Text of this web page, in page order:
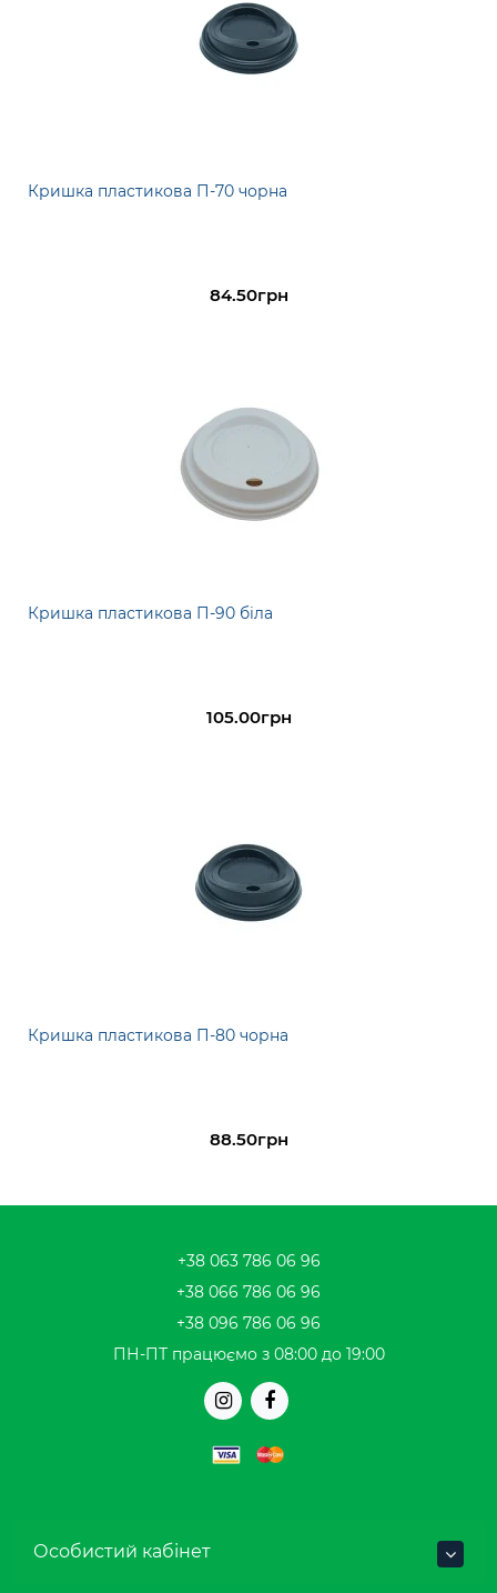
Кришка пластикова П-70 чорна
84.50грн
Кришка пластикова П-90 біла
105.00грн
Кришка пластикова П-80 чорна
88.50грн
+38 063 786 06 96
+38 066 786 06 96
+38 096 786 06 96
ПН-ПТ працюємо з 08:00 до 19:00
Особистий кабінет